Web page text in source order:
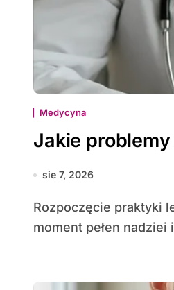
Medycyna
Jakie
sie 7, 2026
Rozpoczęcie praktyki lekarskiej po zakończeniu studiów to dla wielu młodych medyków
moment pełen nadziei